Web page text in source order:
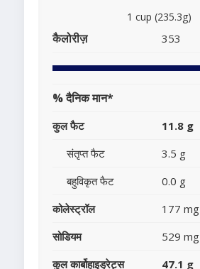
1 cup (235.3g)
कैलोरीज़ 353
% दैनिक मान*
कुल फैट 11.8 g
संतृप्त फैट
3.5 g
बहुविकृत फैट
0.0 g
कोलेस्ट्रॉल
177 mg
सोडियम
529 mg
कुल कार्बोहाइड्रेट्स
47.1 g